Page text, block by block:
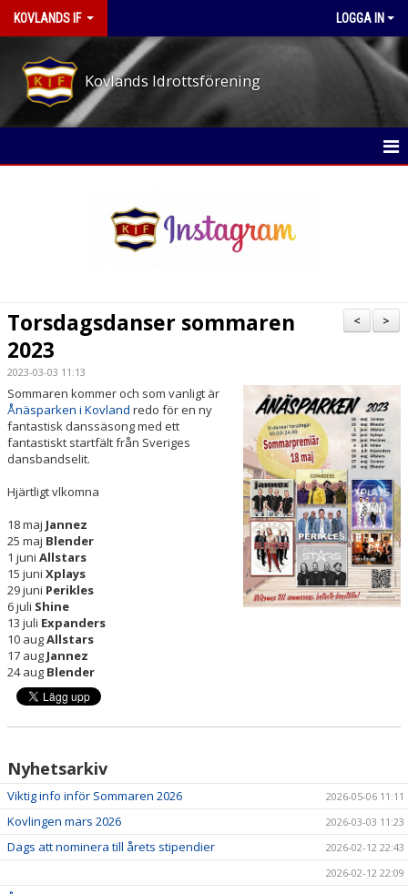
KOVLANDS IF LOGGA IN
Kovlands Idrottsförening
ARBETSPASS-PÅ EVENEMANGEN
STYRELSE
DOKUMENT
HUR KAN JAG STÖTTA FÖRENINGEN?
KONTAKT
KALENDER
VÅRA LAG/TRÄNARE
>
<
Torsdagsdanser sommaren
2023
2023-03-03 11:13
Sommaren kommer och som vanligt är
Ånäsparken i Kovland redo för en ny
fantastisk danssäsong med ett
fantastiskt startfält från Sveriges
dansbandselit.
Hjärtligt vlkomna
18 maj Jannez
25 maj Blender
1 juni Allstars
15 juni Xplays
29 juni Perikles
6 juli Shine
13 juli Expanders
10 augAllstars
17 aug Jannez
24 aug Blender
Nyhetsarkiv
Viktig info inför Sommaren 2026 2026-05-06 11:11
Kovlingen mars 2026 2026-03-03 11:23
Dags att nominera till årets stipendier
2026-02-12 22:43
2026-02-12 22:09